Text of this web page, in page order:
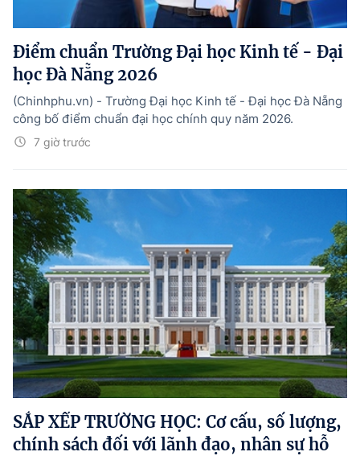
Điểm chuẩn Trường Đại học Kinh tế - Đại
học Đà Nẵng 2026
7 giờ trước
(Chinhphu.vn) - Trường Đại học Kinh tế - Đại học Đà Nẵng
công bố điểm chuẩn đại học chính quy năm 2026.
SẮP XẾP TRƯỜNG HỌC: Cơ cấu, số lượng,
chính sách đối với lãnh đạo, nhân sự hỗ